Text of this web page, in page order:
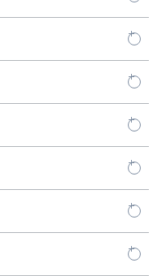
鎖術
-オオツカ法）
工心肺装置
紹介